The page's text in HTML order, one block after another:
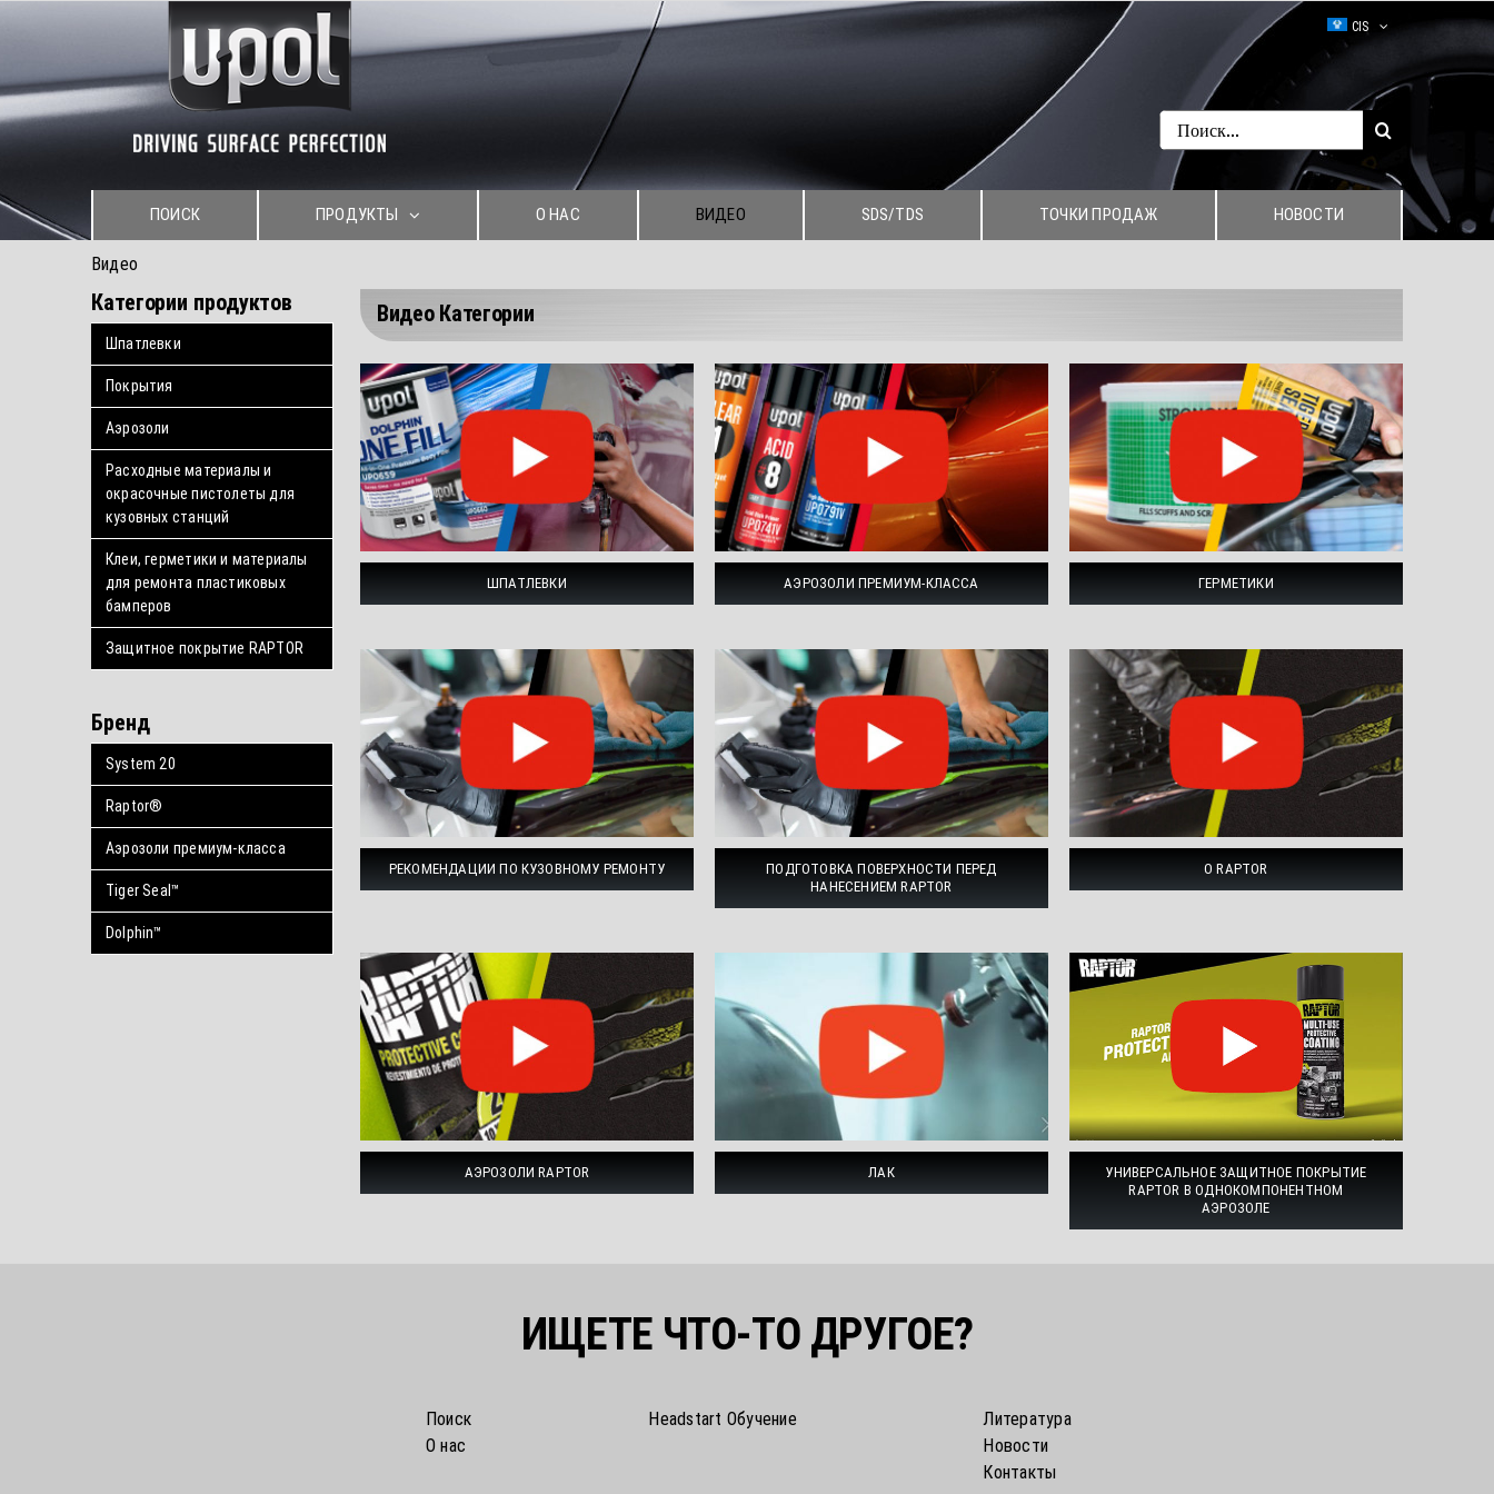
CIS
Search
for:
ПОИСК ПРОДУКТЫ О НАС ВИДЕО SDS/TDS ТОЧКИ ПРОДАЖ НОВОСТИ
Видео
Видео Категории
ШПАТЛЕВКИ АЭРОЗОЛИ ПРЕМИУМ-КЛАССА ГЕРМЕТИКИ
РЕКОМЕНДАЦИИ ПО КУЗОВНОМУ РЕМОНТУ
ПОДГОТОВКА ПОВЕРХНОСТИ ПЕРЕД
НАНЕСЕНИЕМ RAPTOR
О RAPTOR
АЭРОЗОЛИ RAPTOR ЛАК
УНИВЕРСАЛЬНОЕ ЗАЩИТНОЕ ПОКРЫТИЕ
RAPTOR В ОДНОКОМПОНЕНТНОМ
АЭРОЗОЛЕ
Категории продуктов
Шпатлевки
Покрытия
Аэрозоли
Расходные материалы и
окрасочные пистолеты для
кузовных станций
Клеи, герметики и материалы
для ремонта пластиковых
бамперов
Защитное покрытие RAPTOR
Бренд
System 20
Raptor®
Аэрозоли премиум-класса
Tiger Seal™
Dolphin™
ИЩЕТЕ ЧТО-ТО ДРУГОЕ?
Поиск
О нас
Headstart Обучение
Литература
Новости
Контакты